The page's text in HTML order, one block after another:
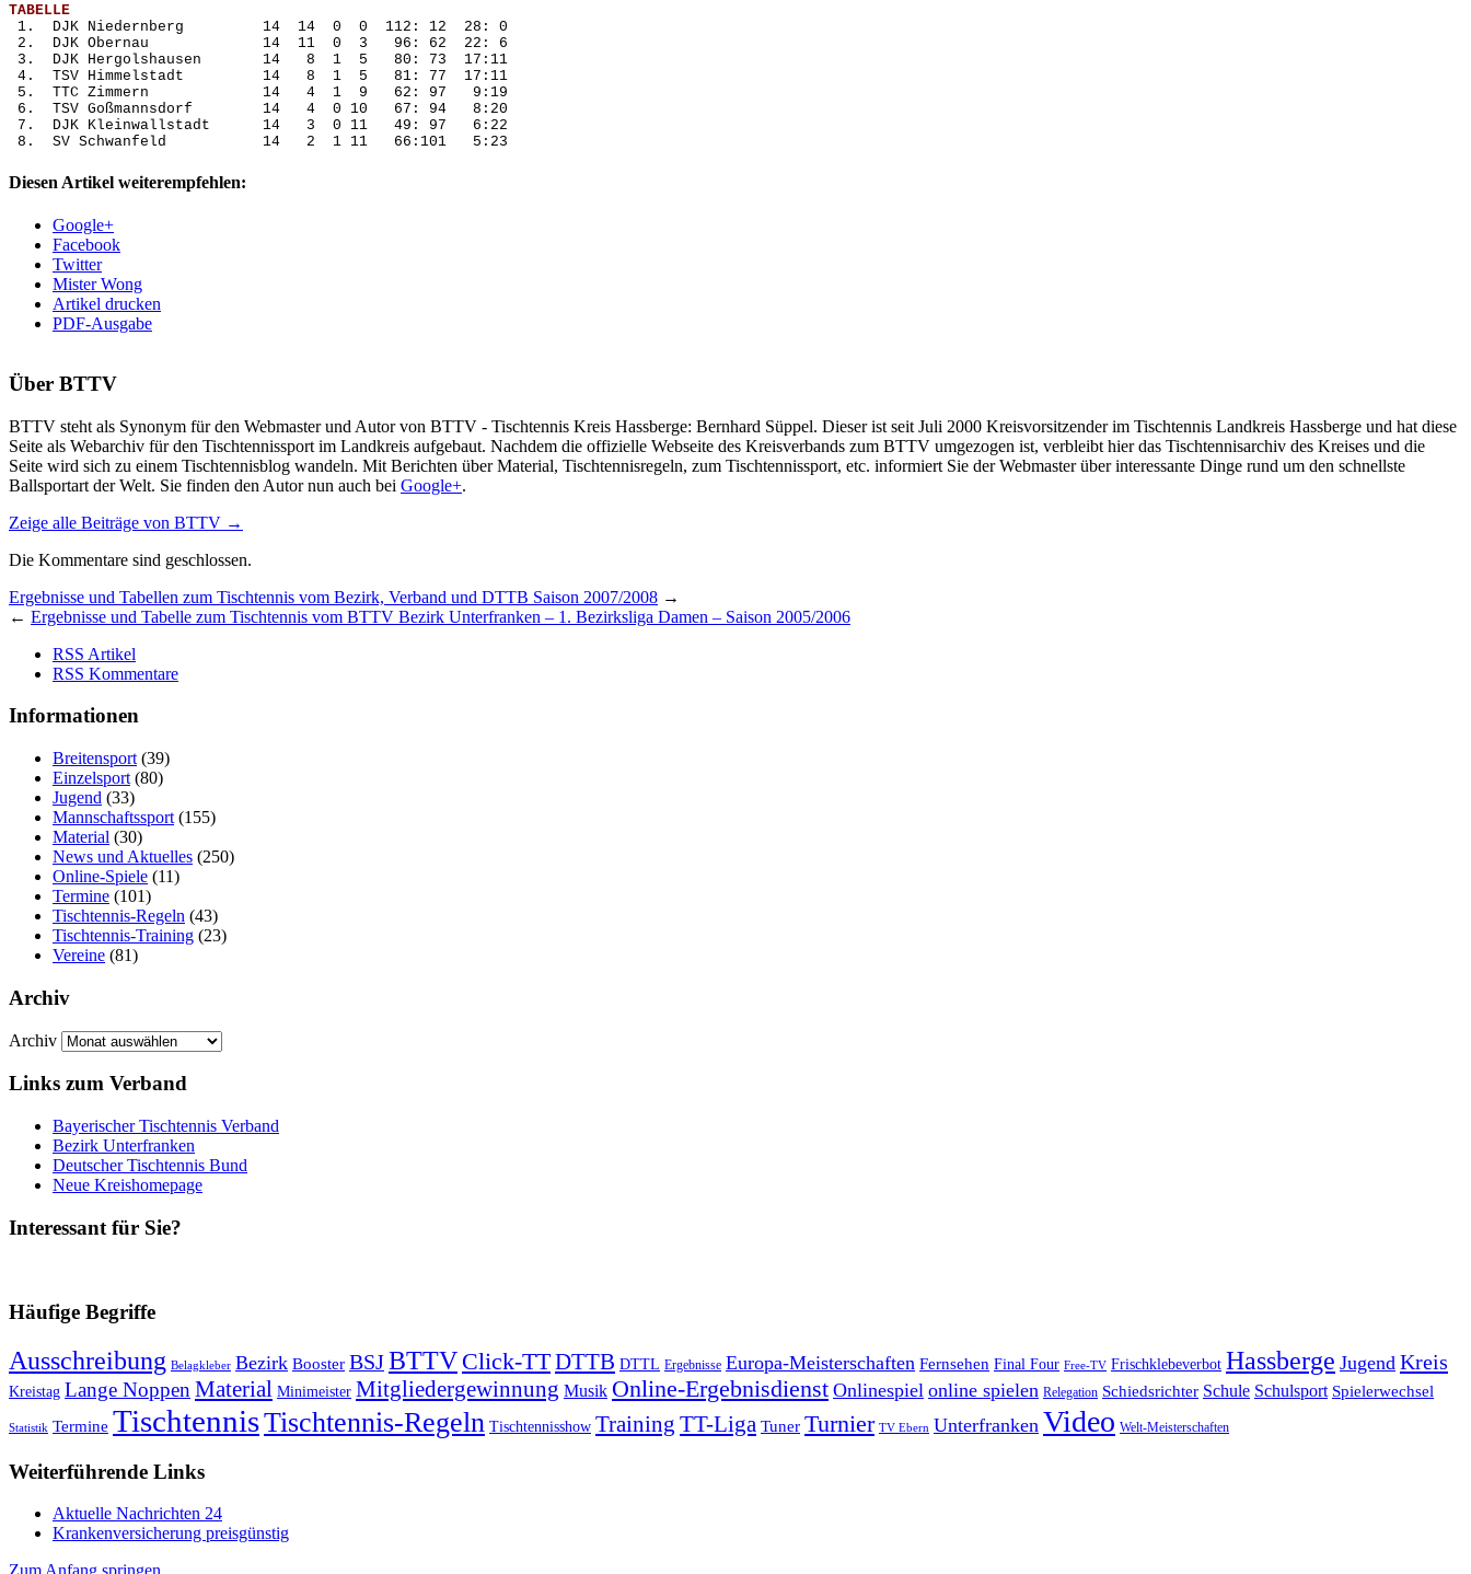
TABELLE
1.  DJK Niedernberg         14  14  0  0  112: 12  28: 0
2.  DJK Obernau             14  11  0  3   96: 62  22: 6
3.  DJK Hergolshausen       14   8  1  5   80: 73  17:11
4.  TSV Himmelstadt         14   8  1  5   81: 77  17:11
5.  TTC Zimmern             14   4  1  9   62: 97   9:19
6.  TSV Goßmannsdorf        14   4  0 10   67: 94   8:20
7.  DJK Kleinwallstadt      14   3  0 11   49: 97   6:22
8.  SV Schwanfeld           14   2  1 11   66:101   5:23
Diesen Artikel weiterempfehlen:
Google+
Facebook
Twitter
Mister Wong
Artikel drucken
PDF-Ausgabe
Über BTTV
BTTV steht als Synonym für den Webmaster und Autor von BTTV - Tischtennis Kreis Hassberge: Bernhard Süppel. Dieser ist seit Juli 2000 Kreisvorsitzender im Tischtennis Landkreis Hassberge und hat diese
Seite als Webarchiv für den Tischtennissport im Landkreis aufgebaut. Nachdem die offizielle Webseite des Kreisverbands zum BTTV umgezogen ist, verbleibt hier das Tischtennisarchiv des Kreises und die
Seite wird sich zu einem Tischtennisblog wandeln. Mit Berichten über Material, Tischtennisregeln, zum Tischtennissport, etc. informiert Sie der Webmaster über interessante Dinge rund um den schnellste
Ballsportart der Welt. Sie finden den Autor nun auch bei Google+.
Zeige alle Beiträge von BTTV →
Die Kommentare sind geschlossen.
Ergebnisse und Tabellen zum Tischtennis vom Bezirk, Verband und DTTB Saison 2007/2008 →
← Ergebnisse und Tabelle zum Tischtennis vom BTTV Bezirk Unterfranken – 1. Bezirksliga Damen – Saison 2005/2006
RSS Artikel
RSS Kommentare
Informationen
Breitensport (39)
Einzelsport (80)
Jugend (33)
Mannschaftssport (155)
Material (30)
News und Aktuelles (250)
Online-Spiele (11)
Termine (101)
Tischtennis-Regeln (43)
Tischtennis-Training (23)
Vereine (81)
Archiv
Archiv
Links zum Verband
Bayerischer Tischtennis Verband
Bezirk Unterfranken
Deutscher Tischtennis Bund
Neue Kreishomepage
Interessant für Sie?
Häufige Begriffe
Ausschreibung Belagkleber Bezirk Booster BSJBTTV Click-TTDTTB DTTL Ergebnisse Europa-Meisterschaften Fernsehen Final Four Free-TV Frischklebeverbot Hassberge Jugend Kreis
Kreistag Lange Noppen Material Minimeister Mitgliedergewinnung Musik Online-Ergebnisdienst Onlinespiel online spielen Relegation Schiedsrichter Schule Schulsport Spielerwechsel
Statistik Termine TischtennisTischtennis-Regeln Tischtennisshow Training TT-Liga Tuner Turnier TV Ebern Unterfranken Video Welt-Meisterschaften
Weiterführende Links
Aktuelle Nachrichten 24
Krankenversicherung preisgünstig